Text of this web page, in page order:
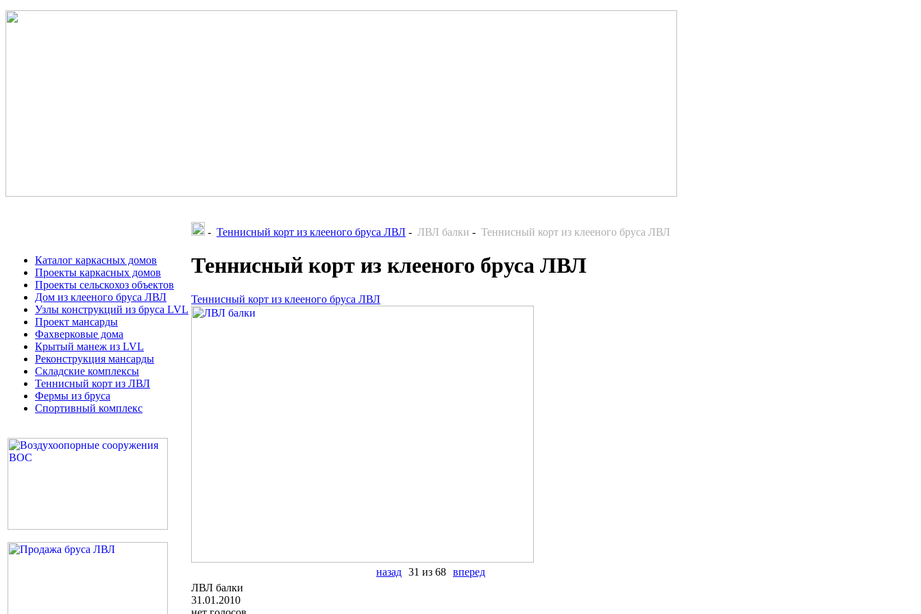
Каталог каркасных домов
Проекты каркасных домов
Проекты сельскохоз объектов
Дом из клееного бруса ЛВЛ
Узлы конструкций из бруса LVL
Проект мансарды
Фахверковые дома
Крытый манеж из LVL
Реконструкция мансарды
Складские комплексы
Теннисный корт из ЛВЛ
Фермы из бруса
Спортивный комплекс
- Теннисный корт из клееного бруса ЛВЛ - ЛВЛ балки - Теннисный корт из клееного бруса ЛВЛ
Теннисный корт из клееного бруса ЛВЛ
Теннисный корт из клееного бруса ЛВЛ
назад 31 из 68 вперед
ЛВЛ балки
31.01.2010